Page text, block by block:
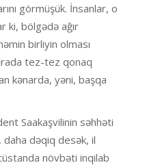
görmüşük. İnsanlar, o
ki, bölgədə ağır
birliyin olması
tez-tez qonaq
kənarda, yəni, başqa
Saakaşvilinin səhhəti
daha dəqiq desək, il
növbəti inqilab